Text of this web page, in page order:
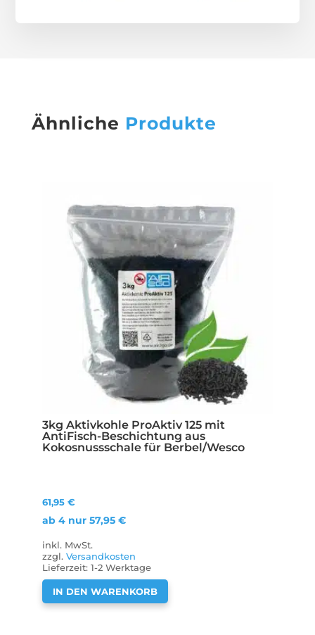
Ähnliche Produkte
3kg Aktivkohle ProAktiv 125 mit
AntiFisch-Beschichtung aus
Kokosnussschale für Berbel/Wesco
61,95 €
ab 4 nur 57,95 €
inkl. MwSt.
zzgl. Versandkosten
Lieferzeit: 1-2 Werktage
IN DEN WARENKORB